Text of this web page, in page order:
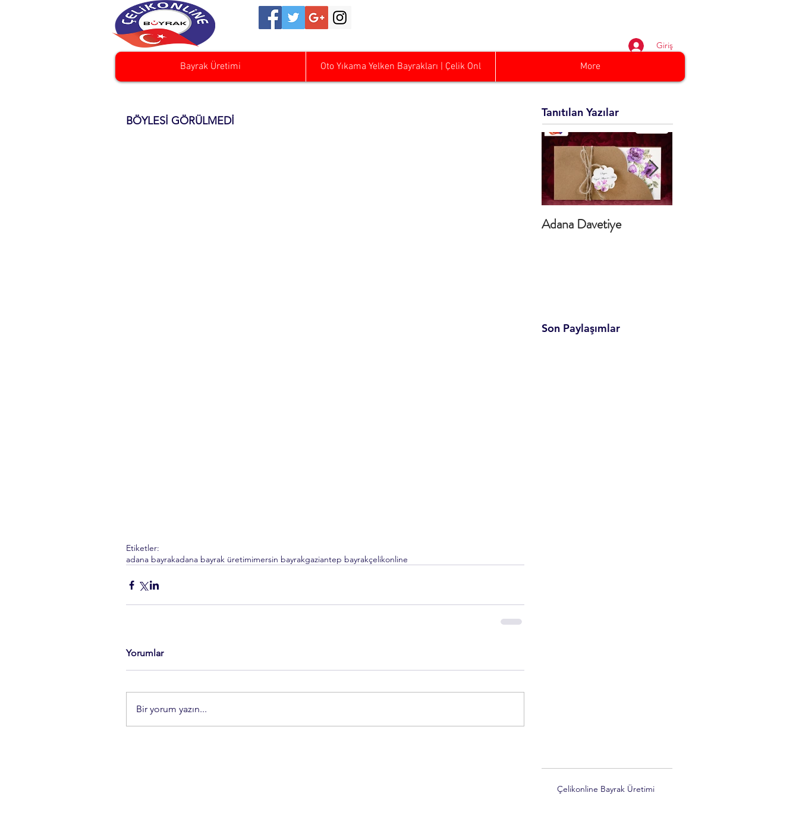
Bayrak Üretimi Oto Yıkama Yelken Bayrakları | Çelik Onl More
Giriş
BÖYLESİ GÖRÜLMEDİ
Etiketler:
adana bayrakadana bayrak üretimimersin bayrakgaziantep bayrakçelikonline
Yorumlar
Bir yorum yazın...
Tanıtılan Yazılar
Adana Davetiye
Son Paylaşımlar
Çelikonline Bayrak Üretimi